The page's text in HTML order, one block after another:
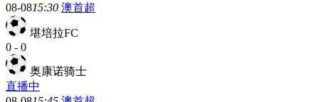
08-0815:30 澳首超
堪培拉FC
0 - 0
奥康诺骑士
直播中